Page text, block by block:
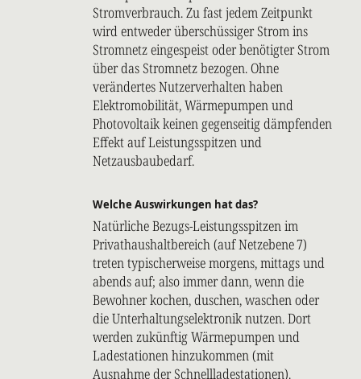
Stromverbrauch. Zu fast jedem Zeitpunkt
wird entweder überschüssiger Strom ins
Stromnetz eingespeist oder benötigter Strom
über das Stromnetz bezogen. Ohne
verändertes Nutzerverhalten haben
Elektromobilität, Wärmepumpen und
Photovoltaik keinen gegenseitig dämpfenden
Effekt auf Leistungsspitzen und
Netzausbaubedarf.
Welche Auswirkungen hat das?
Natürliche Bezugs-Leistungsspitzen im
Privathaushaltbereich (auf Netzebene 7)
treten typischerweise morgens, mittags und
abends auf; also immer dann, wenn die
Bewohner kochen, duschen, waschen oder
die Unterhaltungselektronik nutzen. Dort
werden zukünftig Wärmepumpen und
Ladestationen hinzukommen (mit
Ausnahme der Schnellladestationen).